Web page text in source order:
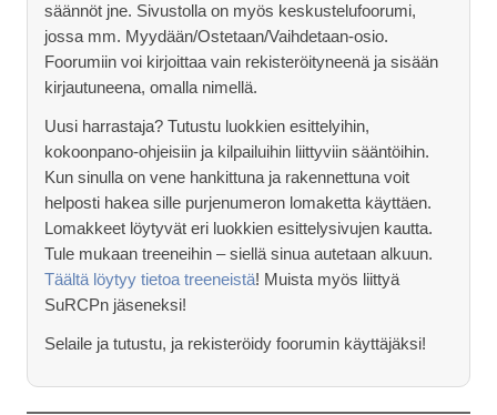
säännöt jne. Sivustolla on myös keskustelufoorumi,
jossa mm. Myydään/Ostetaan/Vaihdetaan-osio.
Foorumiin voi kirjoittaa vain rekisteröityneenä ja sisään
kirjautuneena, omalla nimellä.
Uusi harrastaja? Tutustu luokkien esittelyihin,
kokoonpano-ohjeisiin ja kilpailuihin liittyviin sääntöihin.
Kun sinulla on vene hankittuna ja rakennettuna voit
helposti hakea sille purjenumeron lomaketta käyttäen.
Lomakkeet löytyvät eri luokkien esittelysivujen kautta.
Tule mukaan treeneihin – siellä sinua autetaan alkuun.
Täältä löytyy tietoa treeneistä! Muista myös liittyä
SuRCPn jäseneksi!
Selaile ja tutustu, ja rekisteröidy foorumin käyttäjäksi!